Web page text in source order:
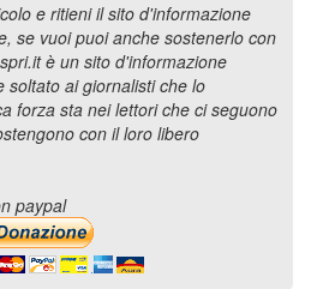
e ritieni il sito d'informazione
se vuoi puoi anche sostenerlo con
è un sito d'informazione
soltato ai giornalisti che lo
forza sta nei lettori che ci seguono
con il loro libero
paypal